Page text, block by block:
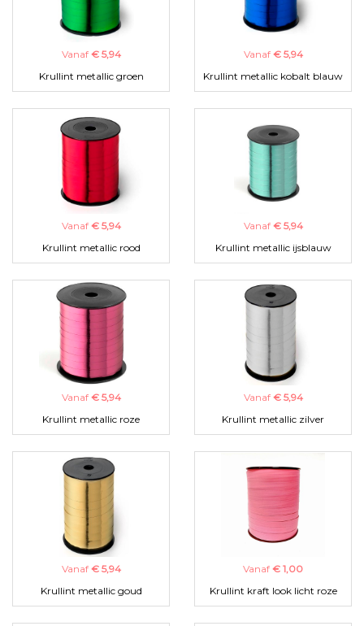
Vanaf € 5,94
Krullint metallic groen
Vanaf € 5,94
Krullint metallic kobalt blauw
Vanaf € 5,94
Krullint metallic rood
Vanaf € 5,94
Krullint metallic ijsblauw
Vanaf € 5,94
Krullint metallic roze
Vanaf € 5,94
Krullint metallic zilver
Vanaf € 5,94
Krullint metallic goud
Vanaf € 1,00
Krullint kraft look licht roze